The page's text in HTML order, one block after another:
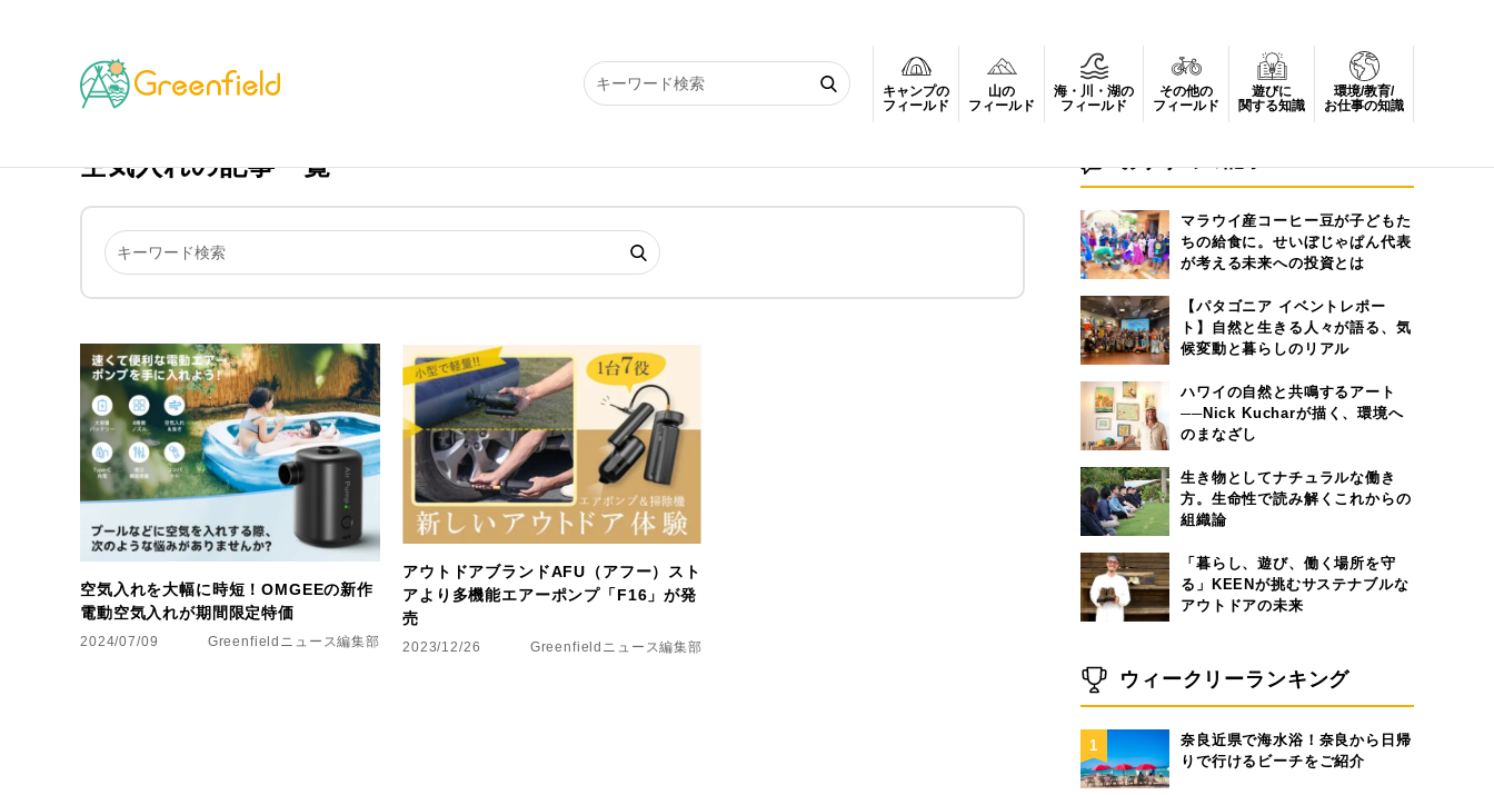
キャンプの
フィールド
山の
フィールド
海・川・湖の
フィールド
その他の
フィールド
遊びに
関する知識
環境/教育/
お仕事の知識
TOP 空気入れ
空気入れの記事一覧
空気入れを大幅に時短！OMGEEの新作
電動空気入れが期間限定特価
2024/07/09 Greenfieldニュース編集部
アウトドアブランドAFU（アフー）スト
アより多機能エアーポンプ「F16」が発
売
2023/12/26 Greenfieldニュース編集部
マラウイ産コーヒー豆が子どもた
ちの給食に。せいぼじゃぱん代表
が考える未来への投資とは
【パタゴニア イベントレポー
ト】自然と生きる人々が語る、気
候変動と暮らしのリアル
ハワイの自然と共鳴するアート
──Nick Kucharが描く、環境へ
のまなざし
生き物としてナチュラルな働き
方。生命性で読み解くこれからの
組織論
「暮らし、遊び、働く場所を守
る」KEENが挑むサステナブルな
アウトドアの未来
ウィークリーランキング
1
奈良近県で海水浴！奈良から日帰
りで行けるビーチをご紹介